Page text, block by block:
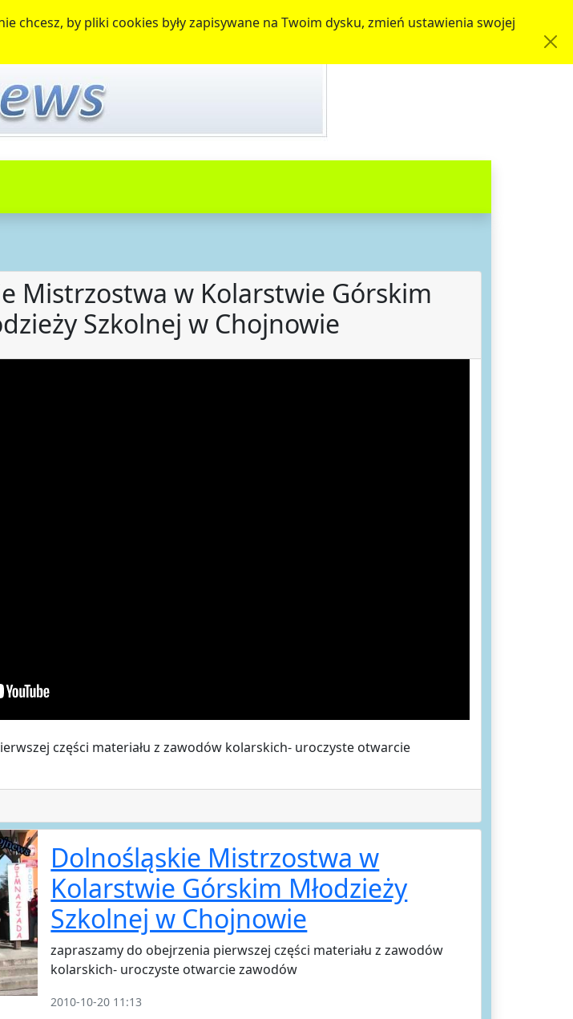
chcesz, by pliki cookies były zapisywane na Twoim dysku, zmień ustawienia swojej
Mistrzostwa w Kolarstwie Górskim
Szkolnej w Chojnowie
części materiału z zawodów kolarskich- uroczyste otwarcie
Dolnośląskie Mistrzostwa w
Kolarstwie Górskim Młodzieży
Szkolnej w Chojnowie
zapraszamy do obejrzenia pierwszej części materiału z zawodów
kolarskich- uroczyste otwarcie zawodów
2010-10-20 11:13